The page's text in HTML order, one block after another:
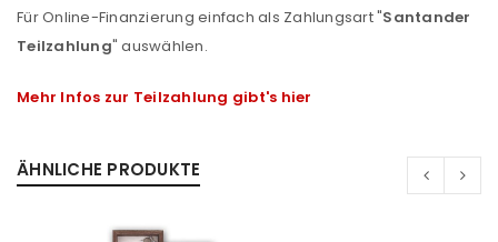
Für Online-Finanzierung einfach als Zahlungsart "Santander
Teilzahlung" auswählen.
Mehr Infos zur Teilzahlung gibt's hier
ÄHNLICHE PRODUKTE